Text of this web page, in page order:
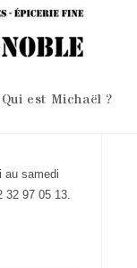
Qui est Michaël ?
au samedi
32 97 05 13.